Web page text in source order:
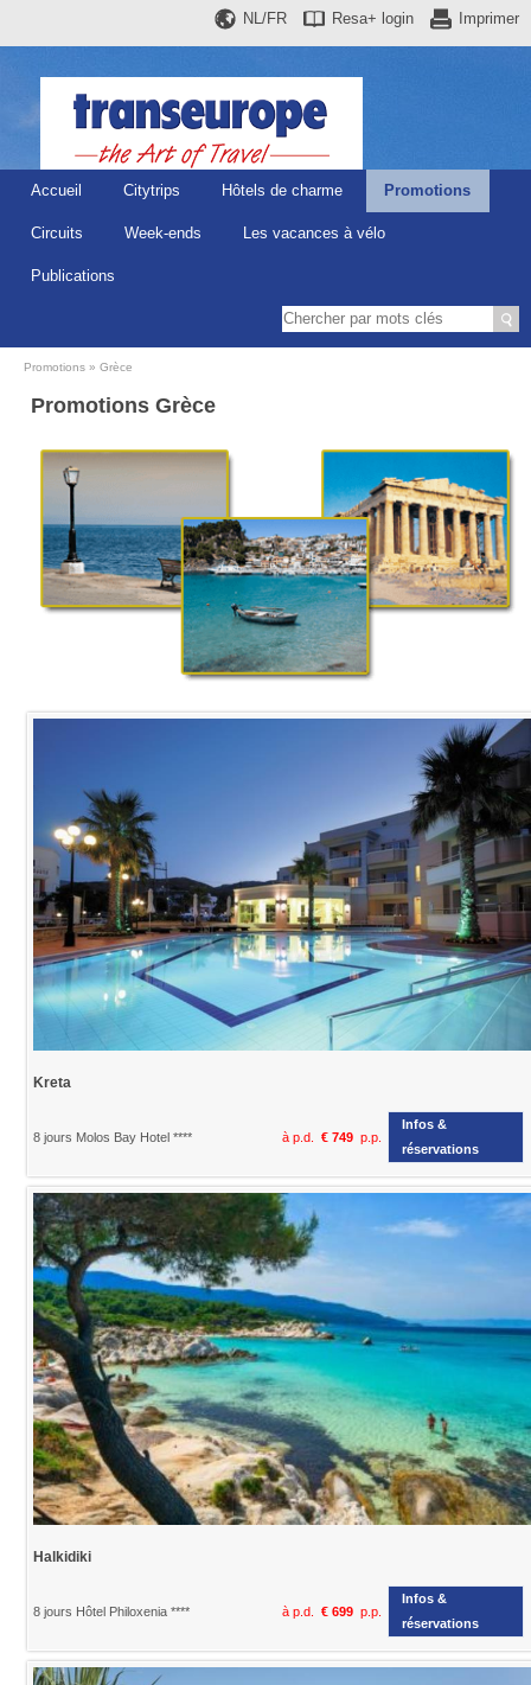
Imprimer
Resa+ login
NL/FR
Accueil Citytrips Hôtels de charme Promotions
Circuits Week-ends Les vacances à vélo
Publications
Promotions Grèce
Promotions Grèce
Kreta
8 jours Molos Bay Hotel **** à p.d. € 749 p.p.
Infos &
réservations
Halkidiki
8 jours Hôtel Philoxenia **** à p.d. € 699 p.p.
Infos &
réservations